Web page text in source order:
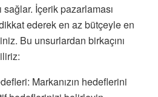
sağlar. İçerik pazarlaması
ederek en az bütçeyle en
Bu unsurlardan birkaçını
Markanızın hedeflerini